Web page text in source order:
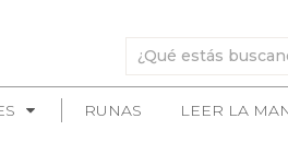
RUNAS LEER LA